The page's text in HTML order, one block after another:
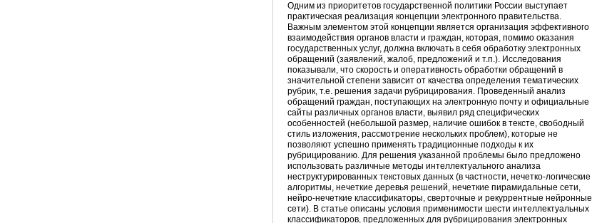
Одним из приоритетов государственной политики России выступает
практическая реализация концепции электронного правительства.
Важным элементом этой концепции является организация эффективного
взаимодействия органов власти и граждан, которая, помимо оказания
государственных услуг, должна включать в себя обработку электронных
обращений (заявлений, жалоб, предложений и т.п.). Исследования
показывали, что скорость и оперативность обработки обращений в
значительной степени зависит от качества определения тематических
рубрик, т.е. решения задачи рубрицирования. Проведенный анализ
обращений граждан, поступающих на электронную почту и официальные
сайты различных органов власти, выявил ряд специфических
особенностей (небольшой размер, наличие ошибок в тексте, свободный
стиль изложения, рассмотрение нескольких проблем), которые не
позволяют успешно применять традиционные подходы к их
рубрицированию. Для решения указанной проблемы было предложено
использовать различные методы интеллектуального анализа
неструктурированных текстовых данных (в частности, нечетко-логические
алгоритмы, нечеткие деревья решений, нечеткие пирамидальные сети,
нейро-нечеткие классификаторы, сверточные и рекуррентные нейронные
сети). В статье описаны условия применимости шести интеллектуальных
классификаторов, предложенных для рубрицирования электронных